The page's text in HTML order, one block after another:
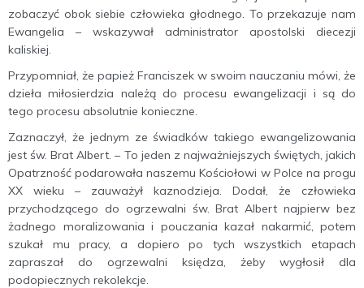
zobaczyć obok siebie człowieka głodnego. To przekazuje nam
Ewangelia – wskazywał administrator apostolski diecezji
kaliskiej.
Przypomniał, że papież Franciszek w swoim nauczaniu mówi, że
dzieła miłosierdzia należą do procesu ewangelizacji i są do
tego procesu absolutnie konieczne.
Zaznaczył, że jednym ze świadków takiego ewangelizowania
jest św. Brat Albert. – To jeden z najważniejszych świętych, jakich
Opatrzność podarowała naszemu Kościołowi w Polce na progu
XX wieku – zauważył kaznodzieja. Dodał, że człowieka
przychodzącego do ogrzewalni św. Brat Albert najpierw bez
żadnego moralizowania i pouczania kazał nakarmić, potem
szukał mu pracy, a dopiero po tych wszystkich etapach
zapraszał do ogrzewalni księdza, żeby wygłosił dla
podopiecznych rekolekcje.